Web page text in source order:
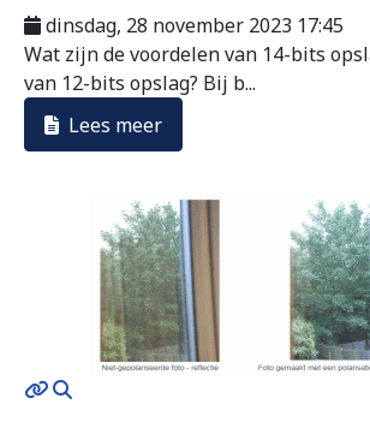
dinsdag, 28 november 2023 17:45
Wat zijn de voordelen van 14-bits
van 12-bits opslag? Bij b...
Lees meer